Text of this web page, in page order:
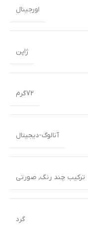
اورجینال
ژاپن
72گرم
آنالوگ-دیجیتال
ترکیب چند رنگ, صورتی
گرد